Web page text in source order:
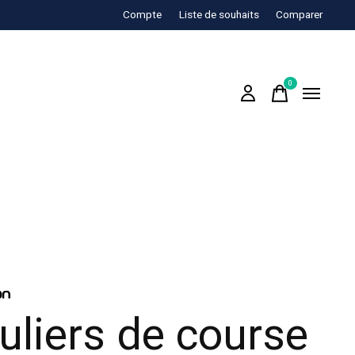
Compte Liste de souhaits Comparer
0items
de course